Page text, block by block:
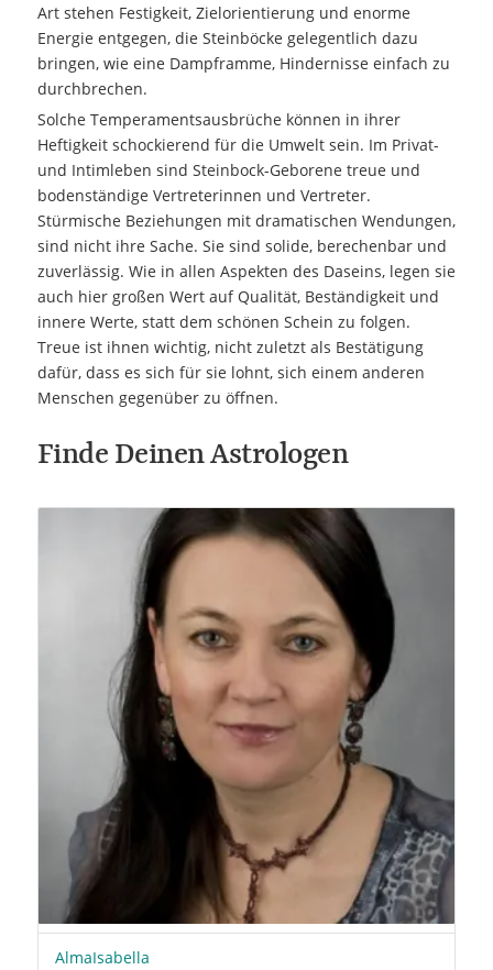
Art stehen Festigkeit, Zielorientierung und enorme
Energie entgegen, die Steinböcke gelegentlich dazu
bringen, wie eine Dampframme, Hindernisse einfach zu
durchbrechen.
Solche Temperamentsausbrüche können in ihrer
Heftigkeit schockierend für die Umwelt sein. Im Privat-
und Intimleben sind Steinbock-Geborene treue und
bodenständige Vertreterinnen und Vertreter.
Stürmische Beziehungen mit dramatischen Wendungen,
sind nicht ihre Sache. Sie sind solide, berechenbar und
zuverlässig. Wie in allen Aspekten des Daseins, legen sie
auch hier großen Wert auf Qualität, Beständigkeit und
innere Werte, statt dem schönen Schein zu folgen.
Treue ist ihnen wichtig, nicht zuletzt als Bestätigung
dafür, dass es sich für sie lohnt, sich einem anderen
Menschen gegenüber zu öffnen.
Finde Deinen Astrologen
AlmaIsabella